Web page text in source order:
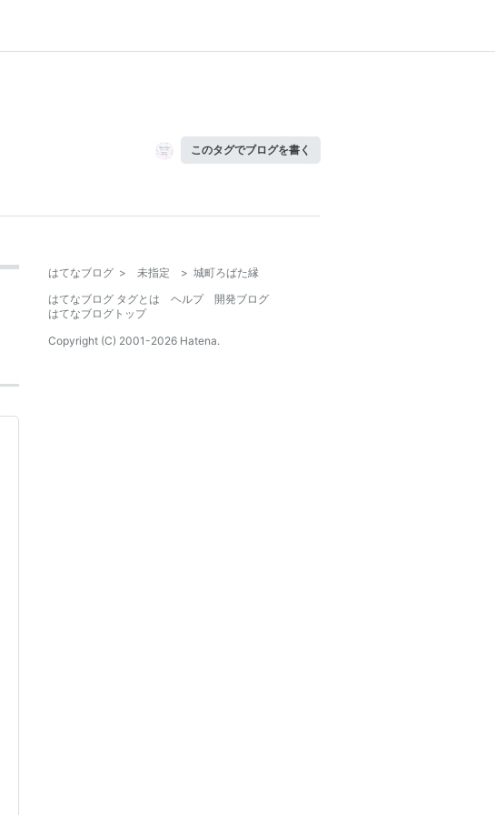
このタグでブログを書く
はてなブログ > 未指定 > 城町ろばた縁
はてなブログ タグとは
ヘルプ
開発ブログ
はてなブログトップ
Copyright (C) 2001-2026 Hatena.